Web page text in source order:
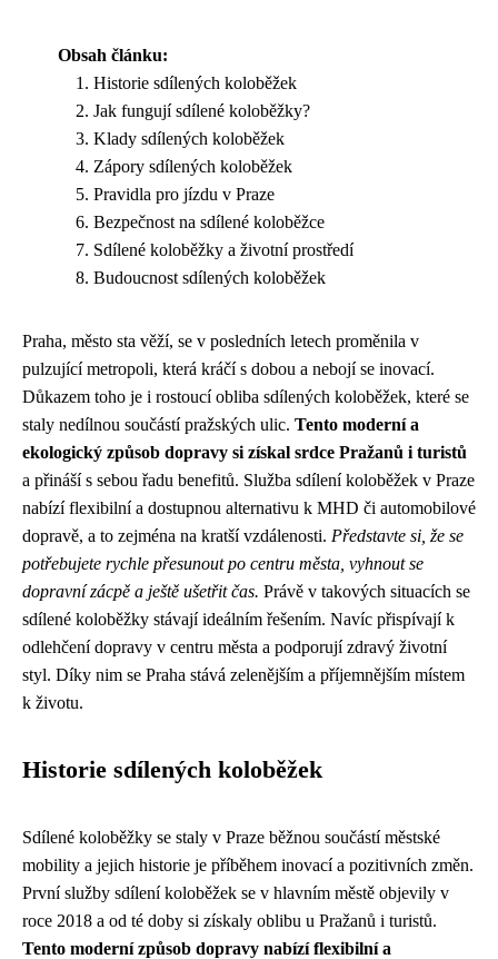
Obsah článku:
Historie sdílených koloběžek
Jak fungují sdílené koloběžky?
Klady sdílených koloběžek
Zápory sdílených koloběžek
Pravidla pro jízdu v Praze
Bezpečnost na sdílené koloběžce
Sdílené koloběžky a životní prostředí
Budoucnost sdílených koloběžek
Praha, město sta věží, se v posledních letech proměnila v
pulzující metropoli, která kráčí s dobou a nebojí se inovací.
Důkazem toho je i rostoucí obliba sdílených koloběžek, které se
staly nedílnou součástí pražských ulic. Tento moderní a
ekologický způsob dopravy si získal srdce Pražanů i turistů
a přináší s sebou řadu benefitů. Služba sdílení koloběžek v Praze
nabízí flexibilní a dostupnou alternativu k MHD či automobilové
dopravě, a to zejména na kratší vzdálenosti. Představte si, že se
potřebujete rychle přesunout po centru města, vyhnout se
dopravní zácpě a ještě ušetřit čas. Právě v takových situacích se
sdílené koloběžky stávají ideálním řešením. Navíc přispívají k
odlehčení dopravy v centru města a podporují zdravý životní
styl. Díky nim se Praha stává zelenějším a příjemnějším místem
k životu.
Historie sdílených koloběžek
Sdílené koloběžky se staly v Praze běžnou součástí městské
mobility a jejich historie je příběhem inovací a pozitivních změn.
První služby sdílení koloběžek se v hlavním městě objevily v
roce 2018 a od té doby si získaly oblibu u Pražanů i turistů.
Tento moderní způsob dopravy nabízí flexibilní a